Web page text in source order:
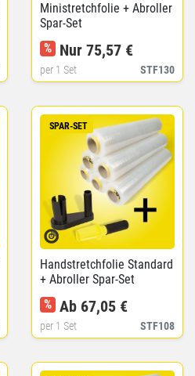
Ministretchfolie + Abroller
Spar-Set
STF130
% Nur 75,57 €
per 1 Set
SPAR-SET
Handstretchfolie Standard
+ Abroller Spar-Set
STF108
% Ab 67,05 €
per 1 Set